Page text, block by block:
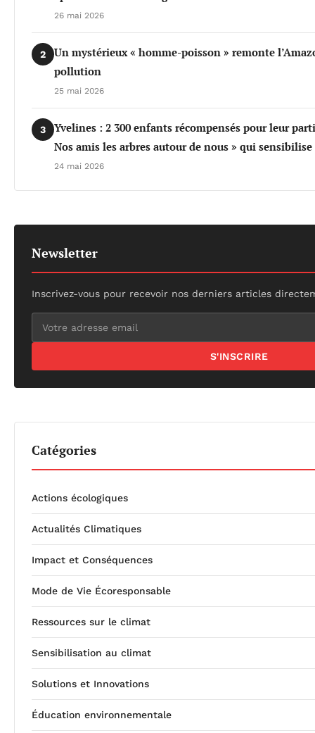
26 mai 2026
2
Un mystérieux « homme-poisson » remonte
pollution
25 mai 2026
3
Yvelines : 2 300 enfants récompensés pour leur
Nos amis les arbres autour de nous » qui
24 mai 2026
Newsletter
Inscrivez-vous pour recevoir nos derniers articles
S'INSCRIRE
Catégories
Actions écologiques
Actualités Climatiques
Impact et Conséquences
Mode de Vie Écoresponsable
Ressources sur le climat
Sensibilisation au climat
Solutions et Innovations
Éducation environnementale